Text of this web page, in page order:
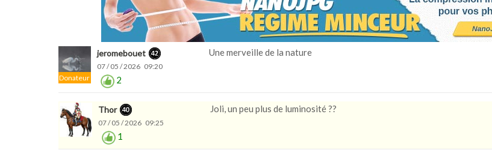
Donateur
jeromebouet
07 / 05 / 2026 09:20
2
Une merveille de la nature
Thor
07 / 05 / 2026 09:25
1
Joli, un peu plus de luminosité ??